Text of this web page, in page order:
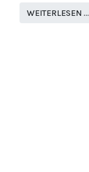
WEITERLESEN …